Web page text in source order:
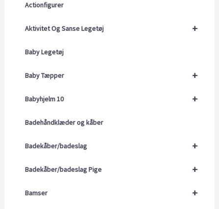
Actionfigurer
+
Aktivitet Og Sanse Legetøj
Baby Legetøj
+
Baby Tæpper
+
Babyhjelm 10
Badehåndklæder og kåber
+
Badekåber/badeslag
+
Badekåber/badeslag Pige
+
Bamser